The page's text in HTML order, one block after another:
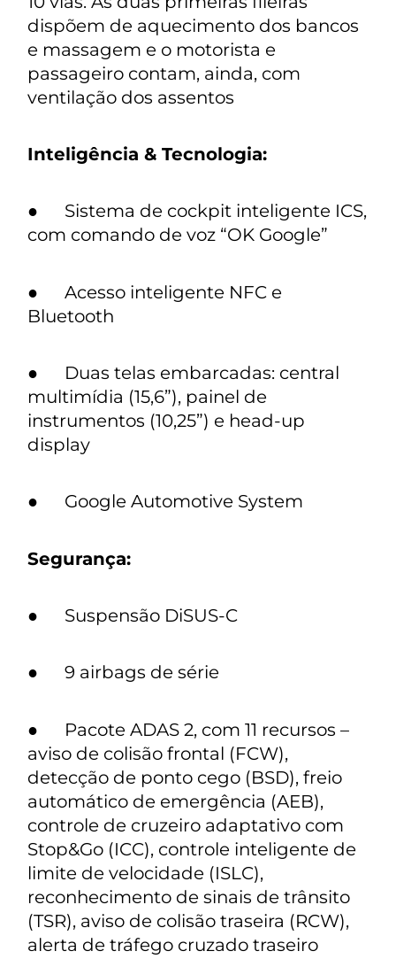
dispõem de aquecimento dos bancos
e massagem e o motorista e
passageiro contam, ainda, com
ventilação dos assentos
Inteligência & Tecnologia:
● Sistema de cockpit inteligente ICS,
com comando de voz “OK Google”
● Acesso inteligente NFC e
Bluetooth
● Duas telas embarcadas: central
multimídia (15,6”), painel de
instrumentos (10,25”) e head-up
display
● Google Automotive System
Segurança:
● Suspensão DiSUS-C
● 9 airbags de série
● Pacote ADAS 2, com 11 recursos –
aviso de colisão frontal (FCW),
detecção de ponto cego (BSD), freio
automático de emergência (AEB),
controle de cruzeiro adaptativo com
Stop&Go (ICC), controle inteligente de
limite de velocidade (ISLC),
reconhecimento de sinais de trânsito
(TSR), aviso de colisão traseira (RCW),
alerta de tráfego cruzado traseiro